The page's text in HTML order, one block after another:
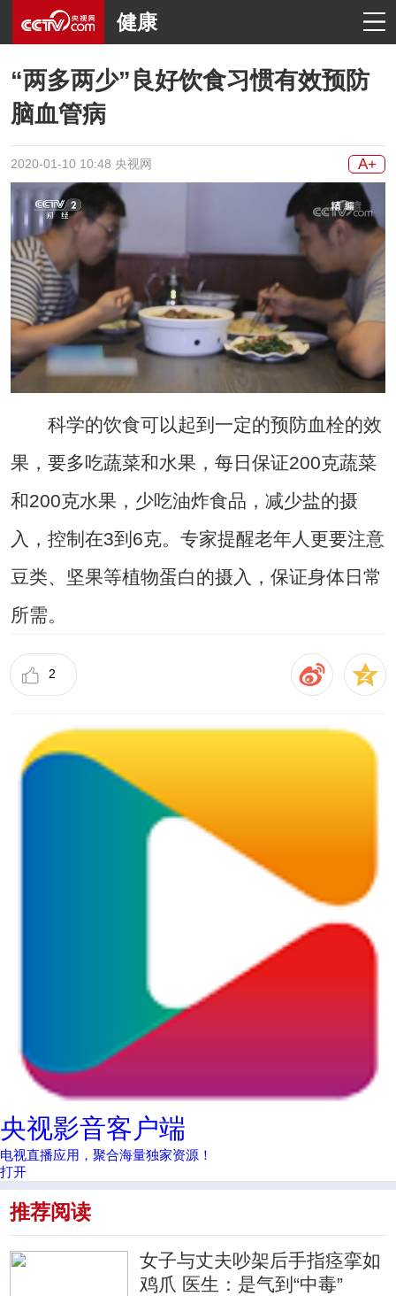
健康
“两多两少”良好饮食习惯有效预防
脑血管病
2020-01-10 10:48 央视网 A+
科学的饮食可以起到一定的预防血栓的效
果，要多吃蔬菜和水果，每日保证200克蔬菜
和200克水果，少吃油炸食品，减少盐的摄
入，控制在3到6克。专家提醒老年人更要注意
豆类、坚果等植物蛋白的摄入，保证身体日常
所需。
2
央视影音客户端
电视直播应用，聚合海量独家资源！
打开
推荐阅读
女子与丈夫吵架后手指痉挛如
鸡爪 医生：是气到“中毒”